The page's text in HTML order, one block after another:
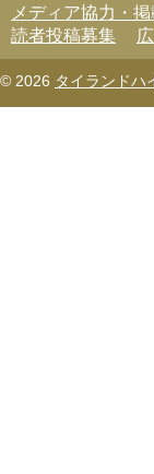
メディア協力・掲
読者投稿募集
© 2026 タイランドハ